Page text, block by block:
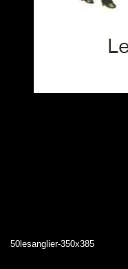
50lesanglier-350x385